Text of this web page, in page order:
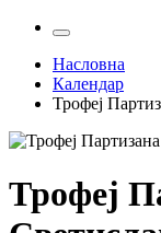
Насловна
Календар
Трофеј
Трофеј